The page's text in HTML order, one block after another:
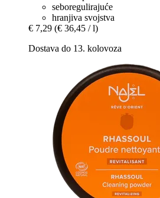
seboregulirajuće
hranjiva svojstva
€ 7,29 (€ 36,45 / l)
Dostava do 13. kolovoza